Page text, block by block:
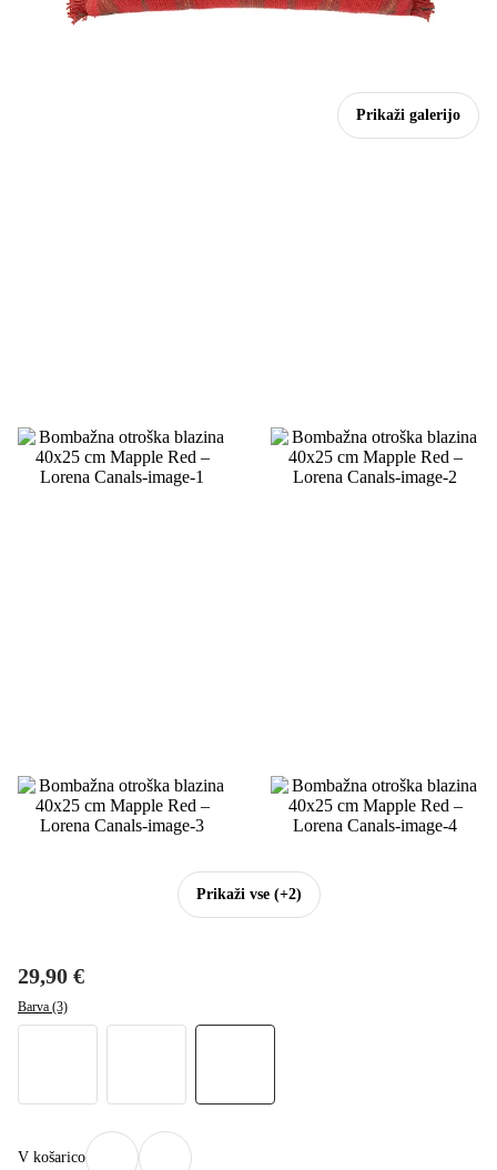
Prikaži galerijo
Prikaži vse (+2)
29,90 €
Barva (3)
V košarico